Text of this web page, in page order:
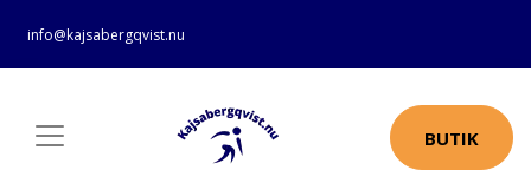
info@kajsabergqvist.nu
BUTIK